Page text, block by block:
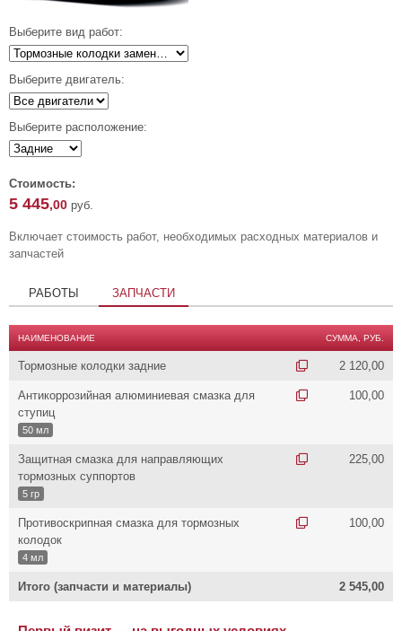
Выберите вид работ:
Выберите двигатель:
Выберите расположение:
Стоимость:
5 445,00 руб.
Включает стоимость работ, необходимых расходных материалов и
запчастей
РАБОТЫ ЗАПЧАСТИ
НАИМЕНОВАНИЕ СУММА, РУБ.
Тормозные колодки задние 2 120,00
Антикоррозийная алюминиевая смазка для
ступиц
50 мл
100,00
Защитная смазка для направляющих
тормозных суппортов
5 гр
225,00
Противоскрипная смазка для тормозных
колодок
4 мл
100,00
Итого (запчасти и материалы) 2 545,00